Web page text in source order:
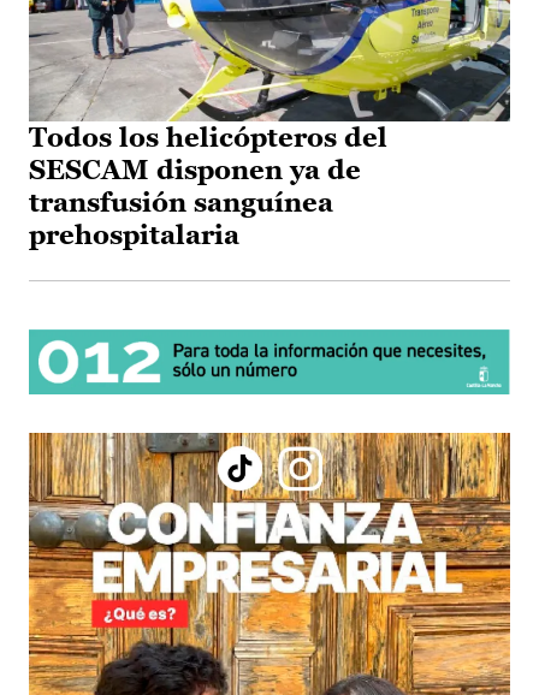
Todos los helicópteros del
SESCAM disponen ya de
transfusión sanguínea
prehospitalaria